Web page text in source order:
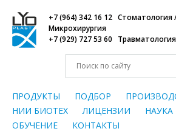
+7 (964) 342 16 12
Микрохирургия
+7 (929) 727 53 60
ПРОДУКТЫ ПОДБОР
НИИ БИОТЕХ
ЛИЦЕНЗИИ НАУКА
ОБУЧЕНИЕ
КОНТАКТЫ